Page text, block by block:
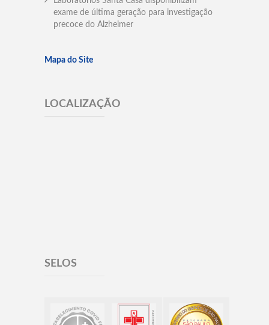
exame de última geração para investigação
precoce do Alzheimer
Mapa do Site
LOCALIZAÇÃO
SELOS